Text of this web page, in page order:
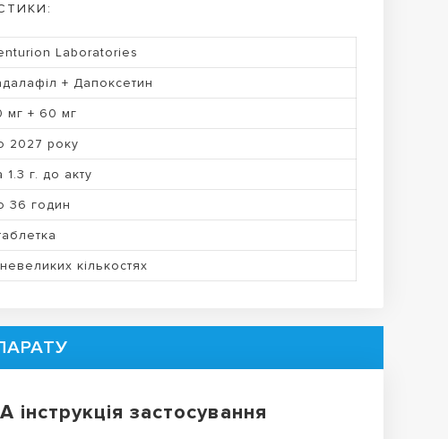
Laboratories
+ Дапоксетин
мг + 60 мг
2027 року
1.3 г. до акту
36 годин
кількостях
інструкція застосування